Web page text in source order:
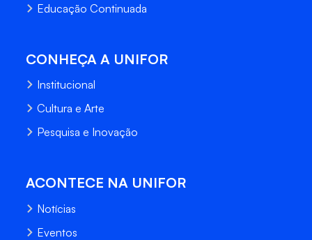
Educação Continuada
CONHEÇA A UNIFOR
Institucional
Cultura e Arte
Pesquisa e Inovação
ACONTECE NA UNIFOR
Notícias
Eventos